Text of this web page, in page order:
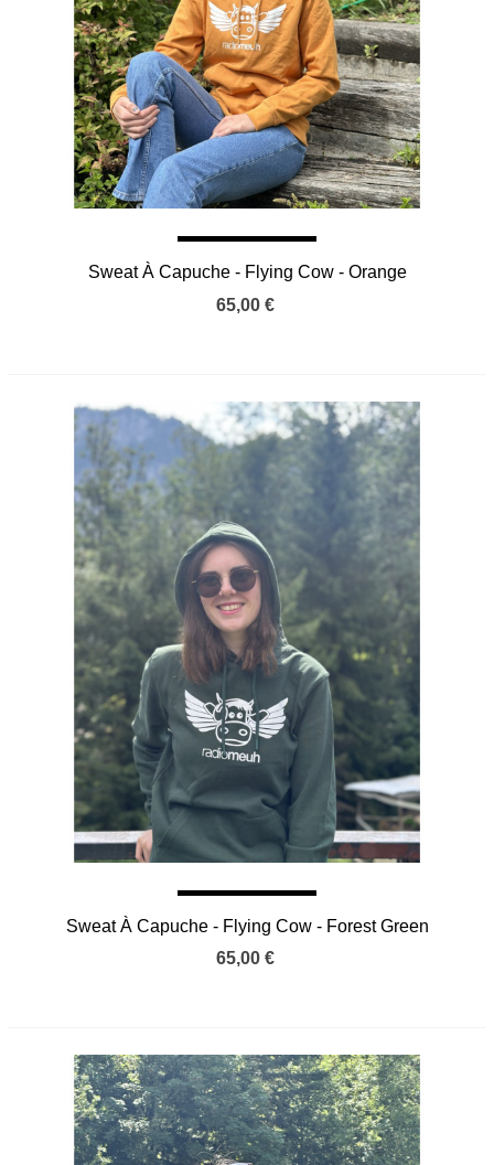
Sweat À Capuche - Flying Cow - Orange
65,00 €
Sweat À Capuche - Flying Cow - Forest Green
65,00 €